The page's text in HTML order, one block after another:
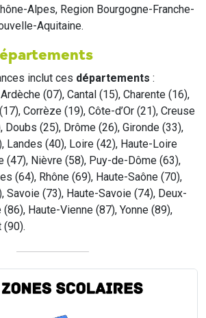
Alpes, Region Bourgogne-Franche-
Aquitaine.
inclut ces départements :
(07), Cantal (15), Charente (16),
Corrèze (19), Côte-d’Or (21), Creuse
Doubs (25), Drôme (26), Gironde (33),
Landes (40), Loire (42), Haute-Loire
(47), Nièvre (58), Puy-de-Dôme (63),
(64), Rhône (69), Haute-Saône (70),
Savoie (73), Haute-Savoie (74), Deux-
Haute-Vienne (87), Yonne (89),
(90).